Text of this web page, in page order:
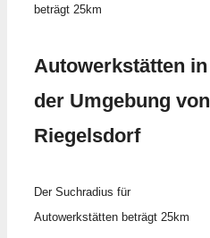
beträgt 25km
Autowerkstätten in
der Umgebung von
Riegelsdorf
Der Suchradius für
Autowerkstätten beträgt 25km